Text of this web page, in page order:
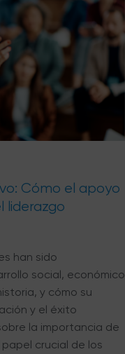
Cómo el apoyo
liderazgo
han sido
social, económico
y cómo su
y el éxito
la importancia de
crucial de los